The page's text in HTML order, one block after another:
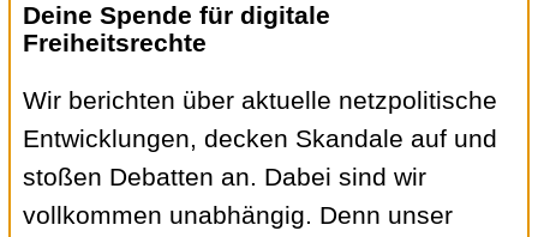
Deine Spende für digitale
Freiheitsrechte
Wir berichten über aktuelle netzpolitische
Entwicklungen, decken Skandale auf und
stoßen Debatten an. Dabei sind wir
vollkommen unabhängig. Denn unser